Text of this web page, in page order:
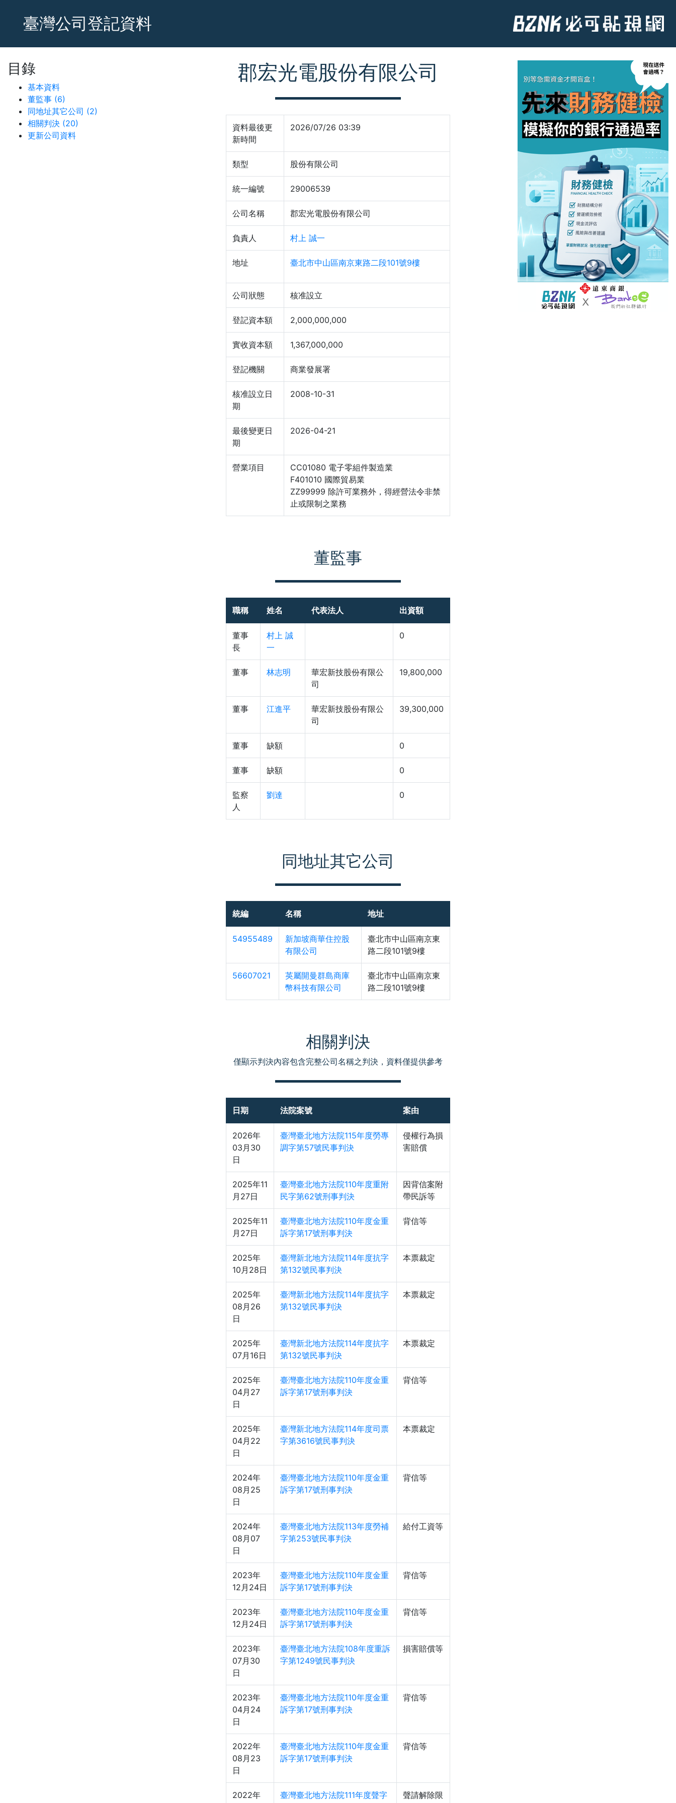
臺灣公司登記資料
目錄
基本資料
董監事 (6)
同地址其它公司 (2)
相關判決 (20)
更新公司資料
郡宏光電股份有限公司
資料最後更
新時間
2026/07/26 03:39
類型 股份有限公司
統一編號 29006539
公司名稱 郡宏光電股份有限公司
負責人 村上 誠一
地址 臺北市中山區南京東路二段101號9樓
公司狀態 核准設立
登記資本額 2,000,000,000
實收資本額 1,367,000,000
登記機關 商業發展署
核准設立日
期
2008-10-31
最後變更日
期
2026-04-21
營業項目
CC01080 電子零組件製造業
F401010 國際貿易業
ZZ99999 除許可業務外，得經營法令非禁
止或限制之業務
董監事
職稱 姓名 代表法人 出資額
董事
長
村上 誠
一
0
董事 林志明
華宏新技股份有限公
司
19,800,000
董事 江進平
華宏新技股份有限公
司
39,300,000
董事 缺額 0
董事 缺額 0
監察
人
劉達 0
同地址其它公司
統編 名稱 地址
54955489
新加坡商華住控股
有限公司
臺北市中山區南京東
路二段101號9樓
56607021
英屬開曼群島商庫
幣科技有限公司
臺北市中山區南京東
路二段101號9樓
相關判決
僅顯示判決內容包含完整公司名稱之判決，資料僅提供參考
日期 法院案號 案由
2026年
03月30
日
臺灣臺北地方法院115年度勞專
調字第57號民事判決
侵權行為損
害賠償
2025年11
月27日
臺灣臺北地方法院110年度重附
民字第62號刑事判決
因背信案附
帶民訴等
2025年11
月27日
臺灣臺北地方法院110年度金重
訴字第17號刑事判決
背信等
2025年
10月28日
臺灣新北地方法院114年度抗字
第132號民事判決
本票裁定
2025年
08月26
日
臺灣新北地方法院114年度抗字
第132號民事判決
本票裁定
2025年
07月16日
臺灣新北地方法院114年度抗字
第132號民事判決
本票裁定
2025年
04月27
日
臺灣臺北地方法院110年度金重
訴字第17號刑事判決
背信等
2025年
04月22
日
臺灣新北地方法院114年度司票
字第3616號民事判決
本票裁定
2024年
08月25
日
臺灣臺北地方法院110年度金重
訴字第17號刑事判決
背信等
2024年
08月07
日
臺灣臺北地方法院113年度勞補
字第253號民事判決
給付工資等
2023年
12月24日
臺灣臺北地方法院110年度金重
訴字第17號刑事判決
背信等
2023年
12月24日
臺灣臺北地方法院110年度金重
訴字第17號刑事判決
背信等
2023年
07月30
日
臺灣臺北地方法院108年度重訴
字第1249號民事判決
損害賠償等
2023年
04月24
日
臺灣臺北地方法院110年度金重
訴字第17號刑事判決
背信等
2022年
08月23
日
臺灣臺北地方法院110年度金重
訴字第17號刑事判決
背信等
2022年
臺灣臺北地方法院111年度聲字
聲請解除限